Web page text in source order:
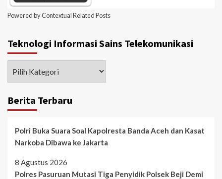
Powered byContextual Related Posts
Teknologi Informasi Sains Telekomunikasi
Berita Terbaru
Polri Buka Suara Soal Kapolresta Banda Aceh dan Kasat
Narkoba Dibawa ke Jakarta
8 Agustus 2026
Polres Pasuruan Mutasi Tiga Penyidik Polsek Beji Demi